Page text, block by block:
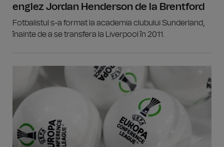
englez Jordan Henderson de la Brentford
Fotbalistul s-a format la academia clubului Sunderland,
înainte de a se transfera la Liverpool în 2011.